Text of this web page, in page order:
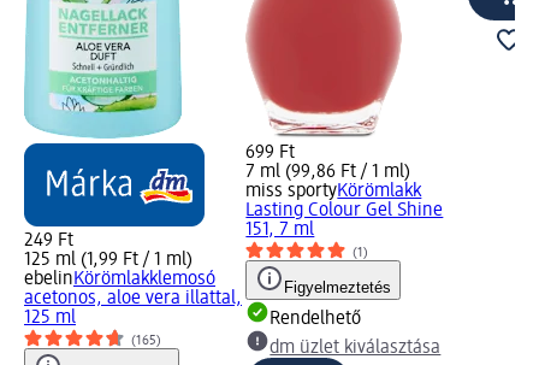
249 Ft
125 ml (1,99 Ft / 1 ml)
ebelinKörömlakklemosó
acetonos, aloe vera illattal,
125 ml
(165)
699 Ft
7 ml (99,86 Ft / 1 ml)
miss sportyKörömlakk
Lasting Colour Gel Shine
151, 7 ml
(1)
Figyelmeztetés
Rendelhető
dm üzlet kiválasztása